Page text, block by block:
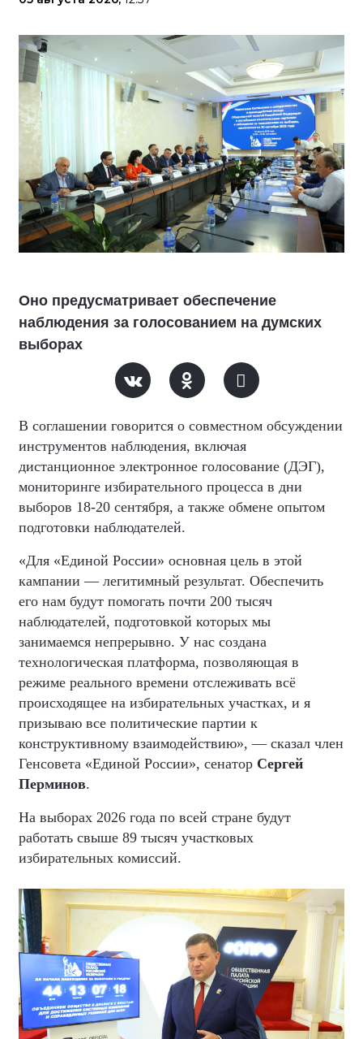
Оно предусматривает обеспечение
наблюдения за голосованием на думских
выборах
В соглашении говорится о совместном обсуждении
инструментов наблюдения, включая
дистанционное электронное голосование (ДЭГ),
мониторинге избирательного процесса в дни
выборов 18-20 сентября, а также обмене опытом
подготовки наблюдателей.
«Для «Единой России» основная цель в этой
кампании — легитимный результат. Обеспечить
его нам будут помогать почти 200 тысяч
наблюдателей, подготовкой которых мы
занимаемся непрерывно. У нас создана
технологическая платформа, позволяющая в
режиме реального времени отслеживать всё
происходящее на избирательных участках, и я
призываю все политические партии к
конструктивному взаимодействию», — сказал член
Генсовета «Единой России», сенатор Сергей
Перминов.
На выборах 2026 года по всей стране будут
работать свыше 89 тысяч участковых
избирательных комиссий.